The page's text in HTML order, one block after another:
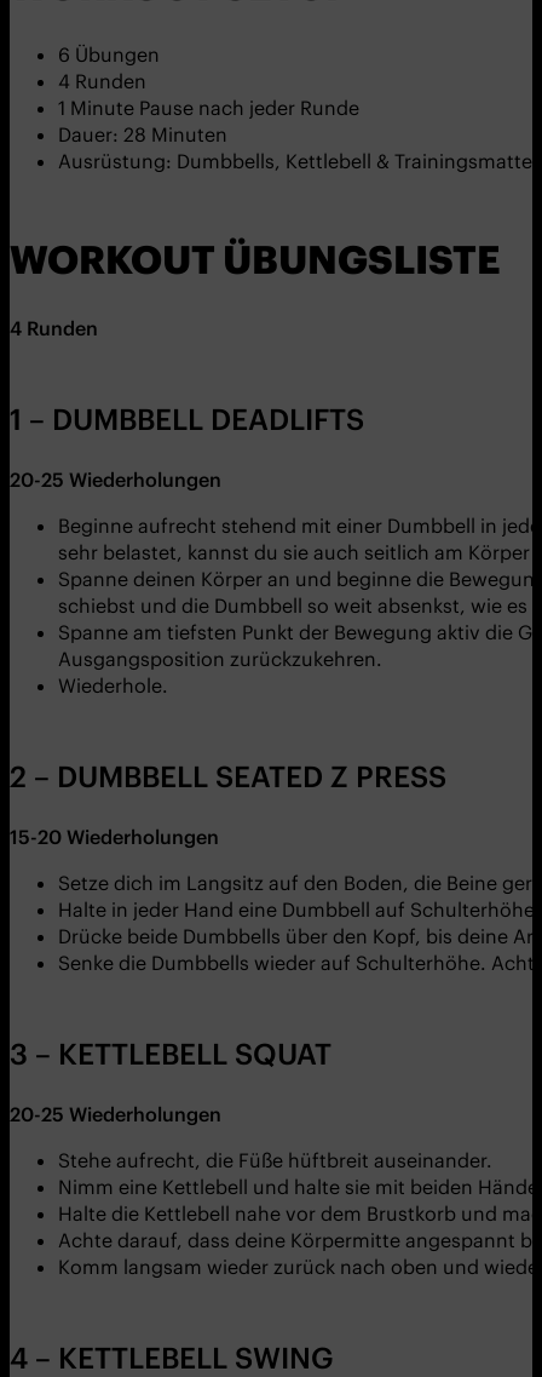
6 Übungen
4 Runden
1 Minute Pause nach jeder Runde
Dauer: 28 Minuten
Ausrüstung: Dumbbells, Kettlebell & Trainingsmatte
WORKOUT ÜBUNGSLISTE
4 Runden
1 – DUMBBELL DEADLIFTS
20-25 Wiederholungen
Beginne aufrecht stehend mit einer Dumbbell in
sehr belastet, kannst du sie auch seitlich am Körper
Spanne deinen Körper an und beginne die
schiebst und die Dumbbell so weit absenkst, wie es
Spanne am tiefsten Punkt der Bewegung aktiv die
Ausgangsposition zurückzukehren.
Wiederhole.
2 – DUMBBELL SEATED Z PRESS
15-20 Wiederholungen
Setze dich im Langsitz auf den Boden, die Beine
Halte in jeder Hand eine Dumbbell auf
Drücke beide Dumbbells über den Kopf, bis deine
Senke die Dumbbells wieder auf Schulterhöhe.
3 – KETTLEBELL SQUAT
20-25 Wiederholungen
Stehe aufrecht, die Füße hüftbreit auseinander.
Nimm eine Kettlebell und halte sie mit beiden
Halte die Kettlebell nahe vor dem Brustkorb und
Achte darauf, dass deine Körpermitte angespannt
Komm langsam wieder zurück nach oben und
4 – KETTLEBELL SWING